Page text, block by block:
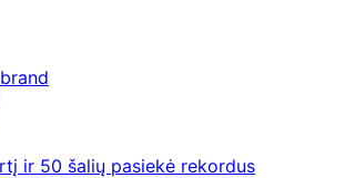
ir 50 šalių pasiekė rekordus